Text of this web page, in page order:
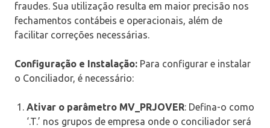
fraudes. Sua utilização resulta em maior precisão nos
fechamentos contábeis e operacionais, além de
facilitar correções necessárias.
Configuração e Instalação: Para configurar e instalar
o Conciliador, é necessário:
Ativar o parâmetro MV_PRJOVER: Defina-o como
‘.T.’ nos grupos de empresa onde o conciliador será